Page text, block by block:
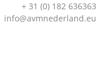
+ 31 (0) 182 636363
info@avmnederland.eu